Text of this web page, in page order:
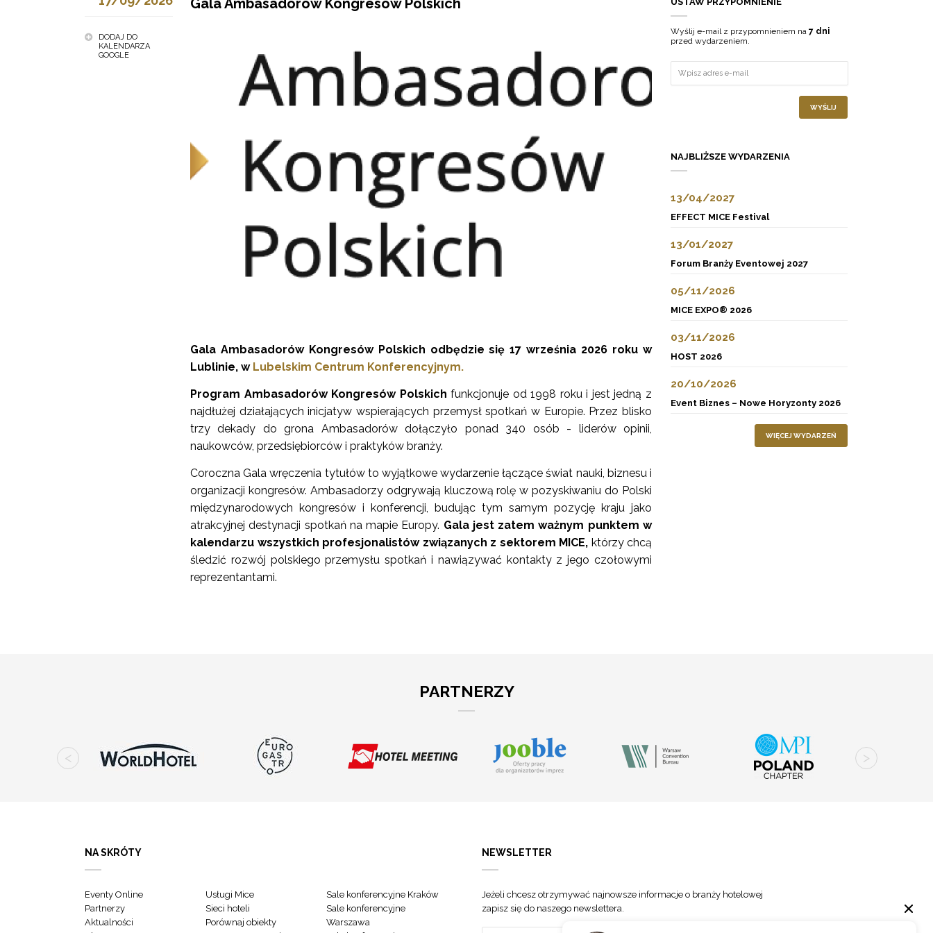
DODAJ DO
KALENDARZA
GOOGLE
Gala Ambasadorów Kongresów Polskich
Gala Ambasadorów Kongresów Polskich odbędzie się 17 września 2026 roku w
Lublinie, w Lubelskim Centrum Konferencyjnym.
Program Ambasadorów Kongresów Polskichfunkcjonuje od 1998 roku i jest jedną z
najdłużej działających inicjatyw wspierających przemysł spotkań w Europie. Przez blisko
trzy dekady do grona Ambasadorów dołączyło ponad 340 osób - liderów opinii,
naukowców, przedsiębiorców i praktyków branży.
Coroczna Gala wręczenia tytułów to wyjątkowe wydarzenie łączące świat nauki, biznesu i
organizacji kongresów. Ambasadorzy odgrywają kluczową rolę w pozyskiwaniu do Polski
międzynarodowych kongresów i konferencji, budując tym samym pozycję kraju jako
atrakcyjnej destynacji spotkań na mapie Europy. Gala jest zatem ważnym punktem w
kalendarzu wszystkich profesjonalistów związanych z sektorem MICE, którzy chcą
śledzić rozwój polskiego przemysłu spotkań i nawiązywać kontakty z jego czołowymi
reprezentantami.
Wyślij e-mail z przypomnieniem na 7 dni
przed wydarzeniem.
WYŚLIJ
NAJBLIŻSZE WYDARZENIA
13/04/2027
EFFECT MICE Festival
13/01/2027
Forum Branży Eventowej 2027
05/11/2026
MICE EXPO® 2026
03/11/2026
HOST 2026
20/10/2026
Event Biznes – Nowe Horyzonty 2026
WIĘCEJ WYDARZEŃ
PARTNERZY
NA SKRÓTY
Eventy Online
Partnerzy
Aktualności
Usługi Mice
Sieci hoteli
Porównaj obiekty
Sale konferencyjne Kraków
Sale konferencyjne
Warszawa
NEWSLETTER
Jeżeli chcesz otrzymywać najnowsze informacje o branży hotelowej
zapisz się do naszego newslettera.